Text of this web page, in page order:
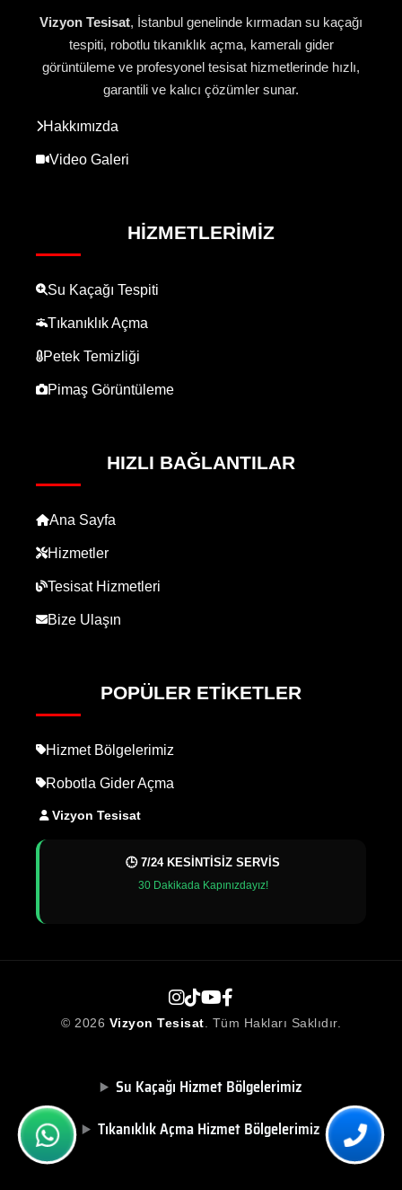
Vizyon Tesisat, İstanbul genelinde kırmadan su kaçağı
tespiti, robotlu tıkanıklık açma, kameralı gider
görüntüleme ve profesyonel tesisat hizmetlerinde hızlı,
garantili ve kalıcı çözümler sunar.
Hakkımızda
Video Galeri
HIZMETLERIMIZ
Su Kaçağı Tespiti
Tıkanıklık Açma
Petek Temizliği
Pimaş Görüntüleme
HIZLI BAĞLANTILAR
Ana Sayfa
Hizmetler
Tesisat Hizmetleri
Bize Ulaşın
POPÜLER ETIKETLER
Hizmet Bölgelerimiz
Robotla Gider Açma
Vizyon Tesisat
🕒 7/24 KESİNTİSİZ SERVİS
30 Dakikada Kapınızdayız!
© 2026 Vizyon Tesisat. Tüm Hakları Saklıdır.
Su Kaçağı Hizmet Bölgelerimiz
Tıkanıklık Açma Hizmet Bölgelerimiz